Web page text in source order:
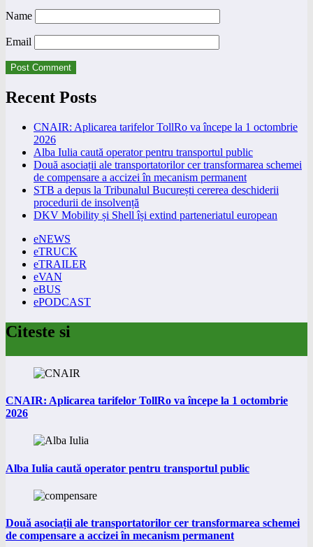
Name
Email
Recent Posts
CNAIR: Aplicarea tarifelor TollRo va începe la 1 octombrie
2026
Alba Iulia caută operator pentru transportul public
Două asociații ale transportatorilor cer transformarea schemei
de compensare a accizei în mecanism permanent
STB a depus la Tribunalul București cererea deschiderii
procedurii de insolvență
DKV Mobility și Shell își extind parteneriatul european
eNEWS
eTRUCK
eTRAILER
eVAN
eBUS
ePODCAST
Citeste si
CNAIR: Aplicarea tarifelor TollRo va începe la 1 octombrie
2026
Alba Iulia caută operator pentru transportul public
Două asociații ale transportatorilor cer transformarea schemei
de compensare a accizei în mecanism permanent